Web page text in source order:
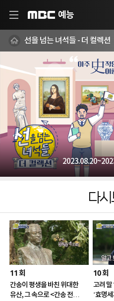
예능
선을 넘는 녀석들 - 더 컬렉션
다시
11회
간송이 평생을 바친 위대한
유산, 그 속으로 <간송 전형
10회
고려 말
‘효명세